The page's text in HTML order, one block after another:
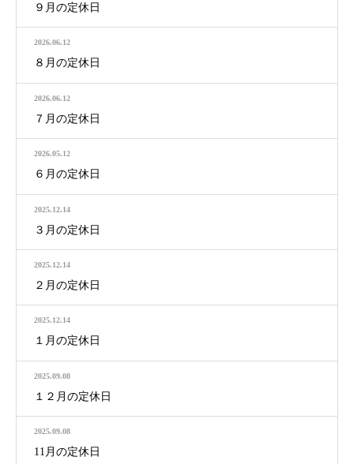
９月の定休日
2026.06.12
８月の定休日
2026.06.12
７月の定休日
2026.05.12
６月の定休日
2025.12.14
３月の定休日
2025.12.14
２月の定休日
2025.12.14
１月の定休日
2025.09.08
１２月の定休日
2025.09.08
11月の定休日